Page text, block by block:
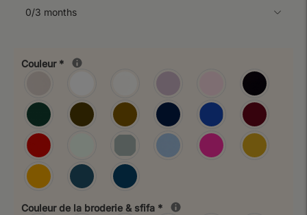
Couleur *
Couleur de la broderie & sfifa *